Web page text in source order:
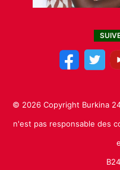
© 2026 Copyright Burkina
n'est pas responsable des